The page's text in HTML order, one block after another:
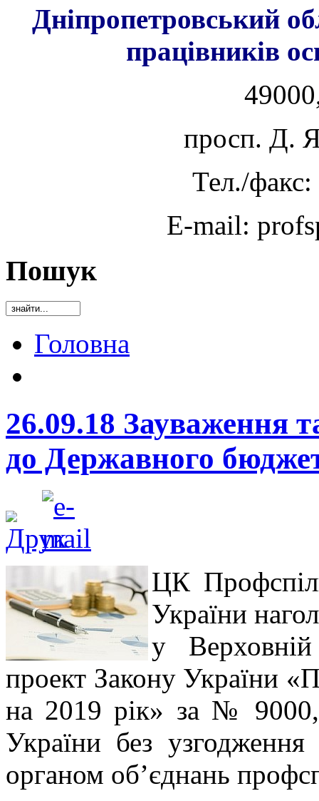
Дніпропетровський
працівників
просп. Д.
Тел./
E-mail:
Пошук
Головна
26.09.18 Зауваження
до Державного
ЦК
України
у Верховній
проект Закону України
на 2019 рік» за № 9000,
України без
органом об’єднань